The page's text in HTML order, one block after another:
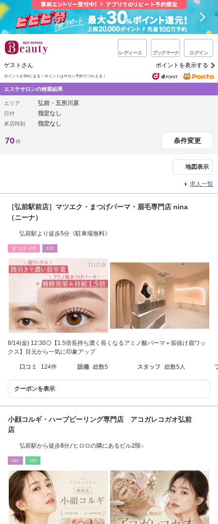
レディース ブックマーク ログイン
ゲストさん ポイントを表示する
ポイントが1%たまる！ ポイントはサロン予約でつかえる！
エステサロンの検索結果
エリア 弘前・五所川原
日付 指定なし
来店時刻 指定なし
70件 条件変更
地図表示
求人一覧
［弘前駅前店］マツエク・まつげパーマ・眉毛専門店 nina
（ニーナ）
弘前駅より徒歩5分《駐車場無料》
まつげ･ﾒｲｸ ｴｽﾃ
8/14(金) 12:30◎【1.5倍長持ち濃く長くなるアミノ酸パーマ＋垢抜け眉ワッ
クス】目元から一気に印象アップ
口コミ 124件 設備 総数5 スタッフ 総数5人
クーポンを表示
小顔コルギ・ハーブピーリング専門店 アコガレコガオ弘前
店
弘前駅から徒歩8分/ヒロロの隣にあるビル2階☆
ｴｽﾃ ﾘﾗｸ